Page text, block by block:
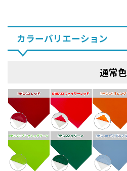
カラーバリエーション
通常色